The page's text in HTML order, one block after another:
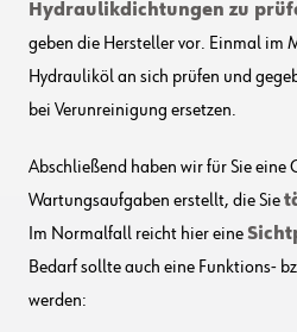
Hydraulikdichtungen zu
geben die Hersteller vor. Einmal im
Hydrauliköl an sich prüfen und
bei Verunreinigung ersetzen.
Abschließend haben wir für Sie eine
Wartungsaufgaben erstellt, die Sie
Im Normalfall reicht hier eine
Bedarf sollte auch eine Funktions-
werden: